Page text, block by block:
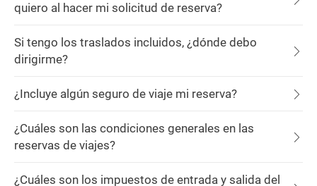
quiero al hacer mi solicitud de reserva?
Si tengo los traslados incluidos, ¿dónde debo
dirigirme?
¿Incluye algún seguro de viaje mi reserva?
¿Cuáles son las condiciones generales en las
reservas de viajes?
¿Cuáles son los impuestos de entrada y salida del